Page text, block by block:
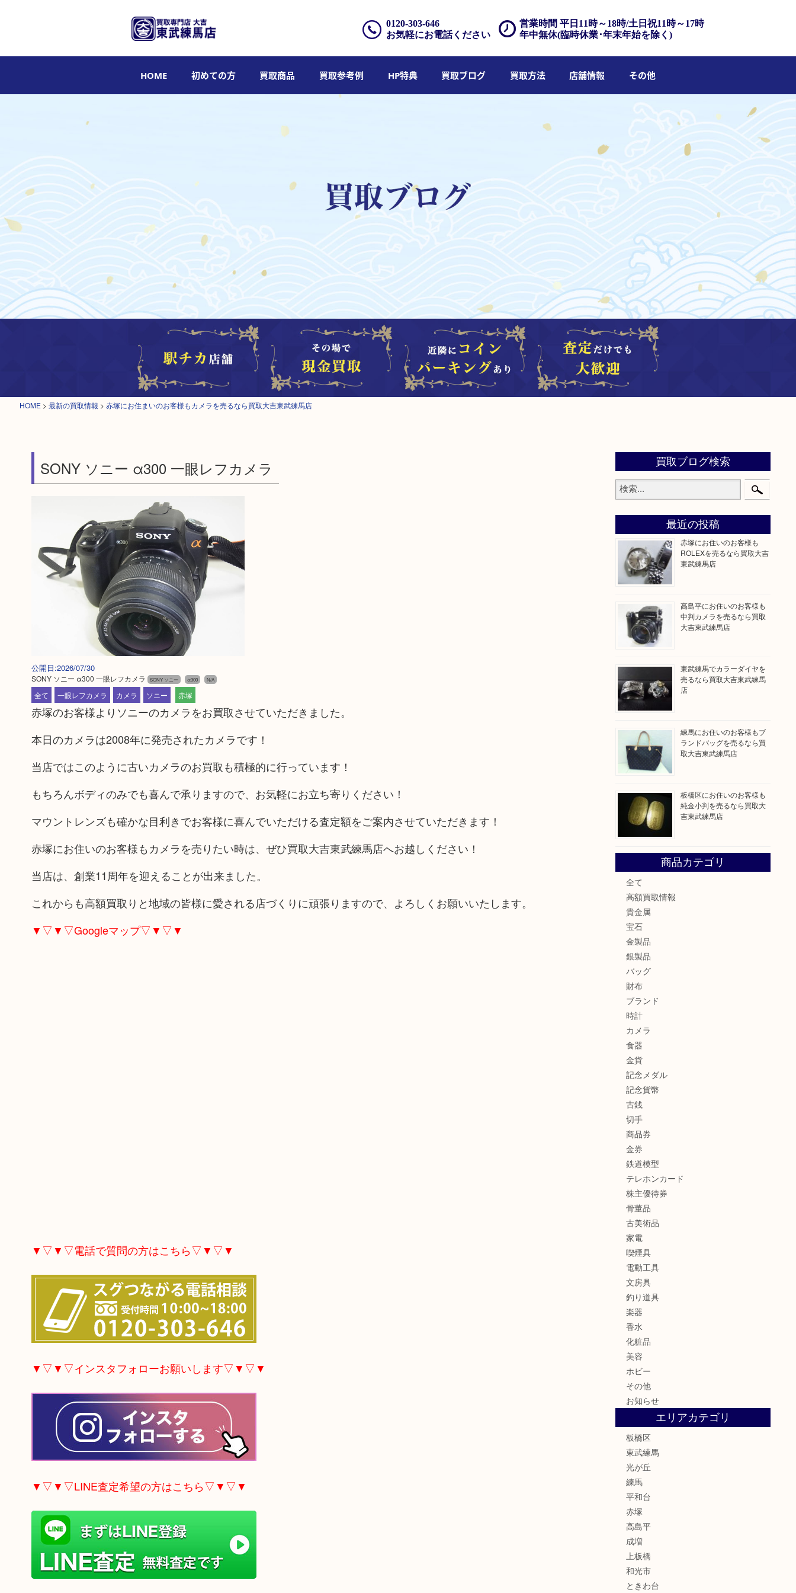
営業時間 平日11時～18時/土日祝11時～17時
年中無休(臨時休業･年末年始を除く)
0120-303-646
お気軽にお電話ください
HOME 初めての方 買取商品 買取参考例 HP特典 買取ブログ 買取方法 店舗情報 その他
HOME > 最新の買取情報 > 赤塚にお住まいのお客様もカメラを売るなら買取大吉東武練馬店
SONY ソニー α300 一眼レフカメラ
公開日:2026/07/30
SONY ソニー α300 一眼レフカメラ SONY ソニー α300 N/A
全て 一眼レフカメラ カメラ ソニー 赤塚
赤塚のお客様よりソニーのカメラをお買取させていただきました。
本日のカメラは2008年に発売されたカメラです！
当店ではこのように古いカメラのお買取も積極的に行っています！
もちろんボディのみでも喜んで承りますので、お気軽にお立ち寄りください！
マウントレンズも確かな目利きでお客様に喜んでいただける査定額をご案内させていただきます！
赤塚にお住いのお客様もカメラを売りたい時は、ぜひ買取大吉東武練馬店へお越しください！
当店は、創業11周年を迎えることが出来ました。
これからも高額買取りと地域の皆様に愛される店づくりに頑張りますので、よろしくお願いいたします。
▼▽▼▽Googleマップ▽▼▽▼
▼▽▼▽電話で質問の方はこちら▽▼▽▼
▼▽▼▽インスタフォローお願いします▽▼▽▼
▼▽▼▽LINE査定希望の方はこちら▽▼▽▼
買取ブログ検索
最近の投稿
赤塚にお住いのお客様も
ROLEXを売るなら買取大吉
東武練馬店
高島平にお住いのお客様も
中判カメラを売るなら買取
大吉東武練馬店
東武練馬でカラーダイヤを
売るなら買取大吉東武練馬
店
練馬にお住いのお客様もブ
ランドバッグを売るなら買
取大吉東武練馬店
板橋区にお住いのお客様も
純金小判を売るなら買取大
吉東武練馬店
商品カテゴリ
全て
高額買取情報
貴金属
宝石
金製品
銀製品
バッグ
財布
ブランド
時計
カメラ
食器
金貨
記念メダル
記念貨幣
古銭
切手
商品券
金券
鉄道模型
テレホンカード
株主優待券
骨董品
古美術品
家電
喫煙具
電動工具
文房具
釣り道具
楽器
香水
化粧品
美容
ホビー
その他
お知らせ
エリアカテゴリ
板橋区
東武練馬
光が丘
練馬
平和台
赤塚
高島平
成増
上板橋
和光市
ときわ台